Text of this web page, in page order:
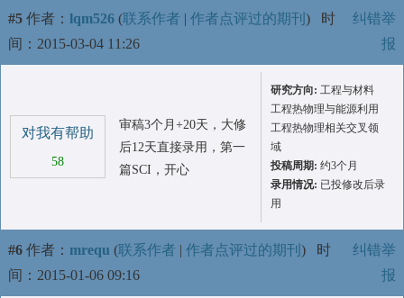
#5 作者： lqm526 (联系作者 | 作者点评过的期刊 ) 时
间：2015-03-04 11:26
纠错举
报
对我有帮助
58
审稿3个月+20天，大修
后12天直接录用，第一
篇SCI，开心
研究方向: 工程与材料
工程热物理与能源利用
工程热物理相关交叉领
域
投稿周期: 约3个月
录用情况: 已投修改后录
用
#6 作者： mrequ (联系作者 | 作者点评过的期刊 ) 时
间：2015-01-06 09:16
纠错举
报